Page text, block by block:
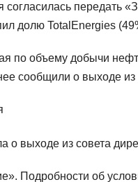
согласилась передать
долю TotalEnergies
по объему добычи
сообщили о выходе из
Подробности об